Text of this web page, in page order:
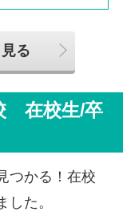
し、12月に第一
らしく過ごせる
だきました。
」というイメー
パスでフェロー
安は希望へと変
る
在校生/卒
つかる！在校
た。